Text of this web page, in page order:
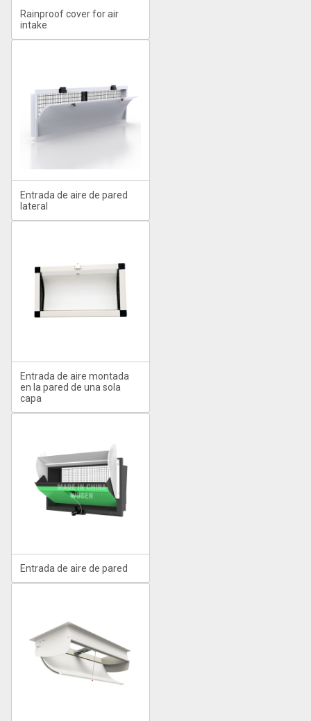
Rainproof cover for air
intake
Entrada de aire de pared
lateral
Entrada de aire montada
en la pared de una sola
capa
Entrada de aire de pared